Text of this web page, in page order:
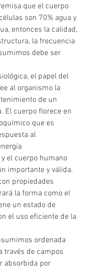
que el cuerpo
son 70% agua y
entonces la calidad,
la frecuencia
debe ser
el papel del
al organismo la
de un
El cuerpo florece en
que es
al
el cuerpo humano
importante y válida.
propiedades
la forma como el
un estado de
el uso eficiente de la
ordenada
través de campos
absorbida por